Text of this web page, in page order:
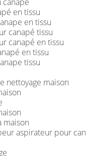
en tissu
en tissu
canapé tissu
canapé en tissu
en tissu
tissu
nettoyage maison
maison
aspirateur pour